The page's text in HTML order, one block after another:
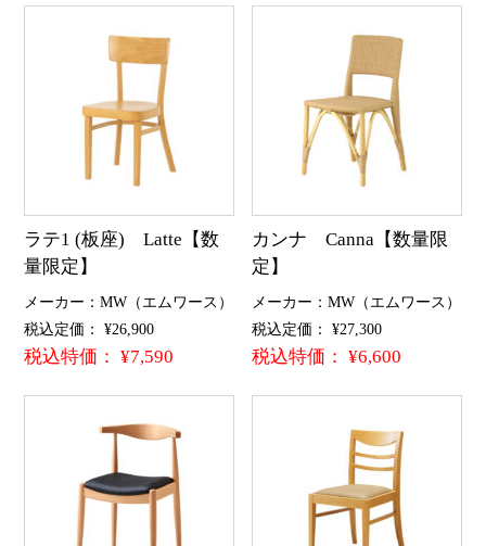
ラテ1 (板座) Latte【数
量限定】
メーカー：MW（エムワース）
税込定価： ¥26,900
税込特価： ¥7,590
カンナ Canna【数量限
定】
メーカー：MW（エムワース）
税込定価： ¥27,300
税込特価： ¥6,600